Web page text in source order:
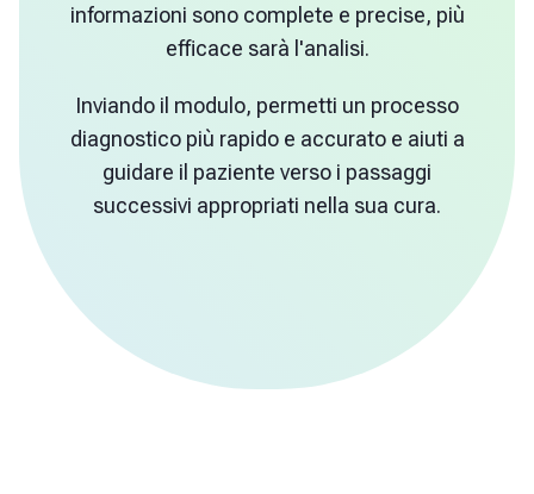
informazioni sono complete e precise, più
efficace sarà l'analisi.
Inviando il modulo, permetti un processo
diagnostico più rapido e accurato e aiuti a
guidare il paziente verso i passaggi
successivi appropriati nella sua cura.